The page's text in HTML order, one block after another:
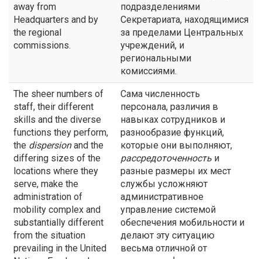
away from
Headquarters and by
the regional
commissions.
подразделениями
Секретариата, находящимися
за пределами Центральных
учреждений, и
региональными
комиссиями.
The sheer numbers of
staff, their different
skills and the diverse
functions they perform,
the dispersionand the
differing sizes of the
locations where they
serve, make the
administration of
mobility complex and
substantially different
from the situation
prevailing in the United
Сама численность
персонала, различия в
навыках сотрудников и
разнообразие функций,
которые они выполняют,
рассредоточенность и
разные размеры их мест
службы усложняют
административное
управление системой
обеспечения мобильности и
делают эту ситуацию
весьма отличной от